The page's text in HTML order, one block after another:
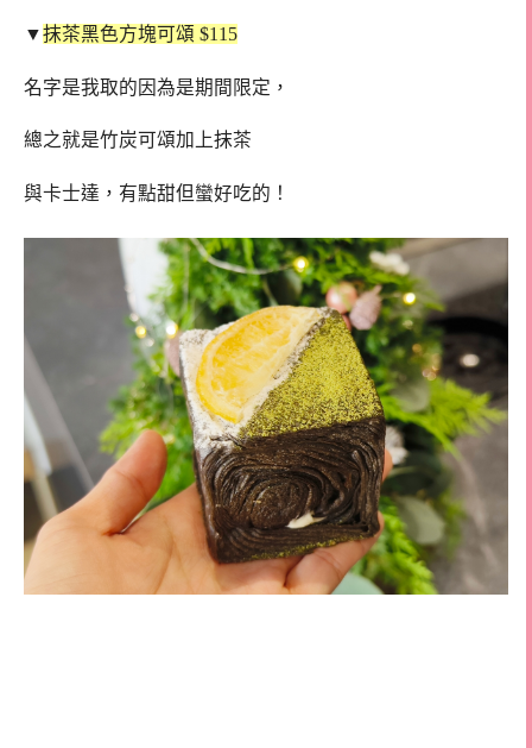
▼抹茶黑色方塊可頌 $115
名字是我取的因為是期間限定，
總之就是竹炭可頌加上抹茶
與卡士達，有點甜但蠻好吃的！